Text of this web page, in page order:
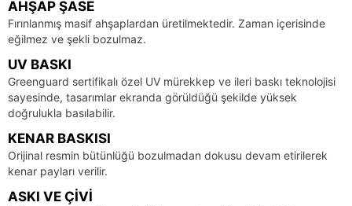
AHŞAP ŞASE
Fırınlanmış masif ahşaplardan üretilmektedir. Zaman içerisinde
eğilmez ve şekli bozulmaz.
UV BASKI
Greenguard sertifikalı özel UV mürekkep ve ileri baskı teknolojisi
sayesinde, tasarımlar ekranda görüldüğü şekilde yüksek
doğrulukla basılabilir.
KENAR BASKISI
Orijinal resmin bütünlüğü bozulmadan dokusu devam etirilerek
kenar payları verilir.
ASKI VE ÇIVI